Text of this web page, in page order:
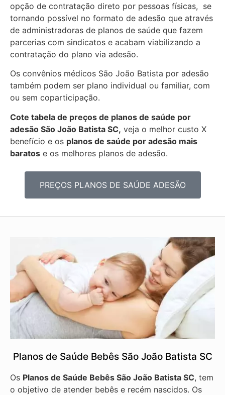
opção de contratação direto por pessoas físicas, se
tornando possível no formato de adesão que através
de administradoras de planos de saúde que fazem
parcerias com sindicatos e acabam viabilizando a
contratação do plano via adesão.
Os convênios médicos São João Batista por adesão
também podem ser plano individual ou familiar, com
ou sem coparticipação.
Cote tabela de preços de planos de saúde por
adesão São João Batista SC, veja o melhor custo X
benefício e os planos de saúde por adesão mais
baratos e os melhores planos de adesão.
PREÇOS PLANOS DE SAÚDE ADESÃO
Planos de Saúde Bebês São João Batista SC
Os Planos de Saúde Bebês São João Batista SC, tem
o objetivo de atender bebês e recém nascidos. Os